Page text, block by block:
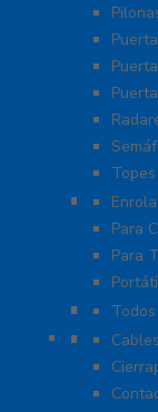
Para
Para
Todos